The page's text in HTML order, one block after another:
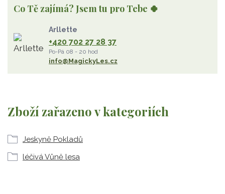
Zboží zařazeno v kategoriích
Jeskyně Pokladů
léčivá Vůně lesa
Co Tě zajímá? Jsem tu pro Tebe 🍀
Arllette
+420 702 27 28 37
Po-Pá 08 - 20 hod
info@MagickyLes.cz